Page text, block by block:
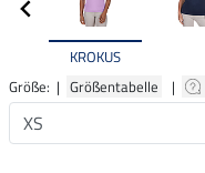
KROKUS
Größe: | Größentabelle |